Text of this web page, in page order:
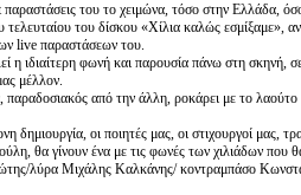
του το χειμώνα, τόσο στην Ελλάδα,
του δίσκου «Χίλια καλώς εσμίξαμε»,
live παραστάσεων του.
ιδιαίτερη φωνή και παρουσία πάνω στη σκηνή,
μέλλον.
από την άλλη, ροκάρει με το
δημιουργία, οι ποιητές μας, οι στιχουργοί μας,
θα γίνουν ένα με τις φωνές των χιλιάδων που
λύρα Μιχάλης Καλκάνης/ κοντραμπάσο